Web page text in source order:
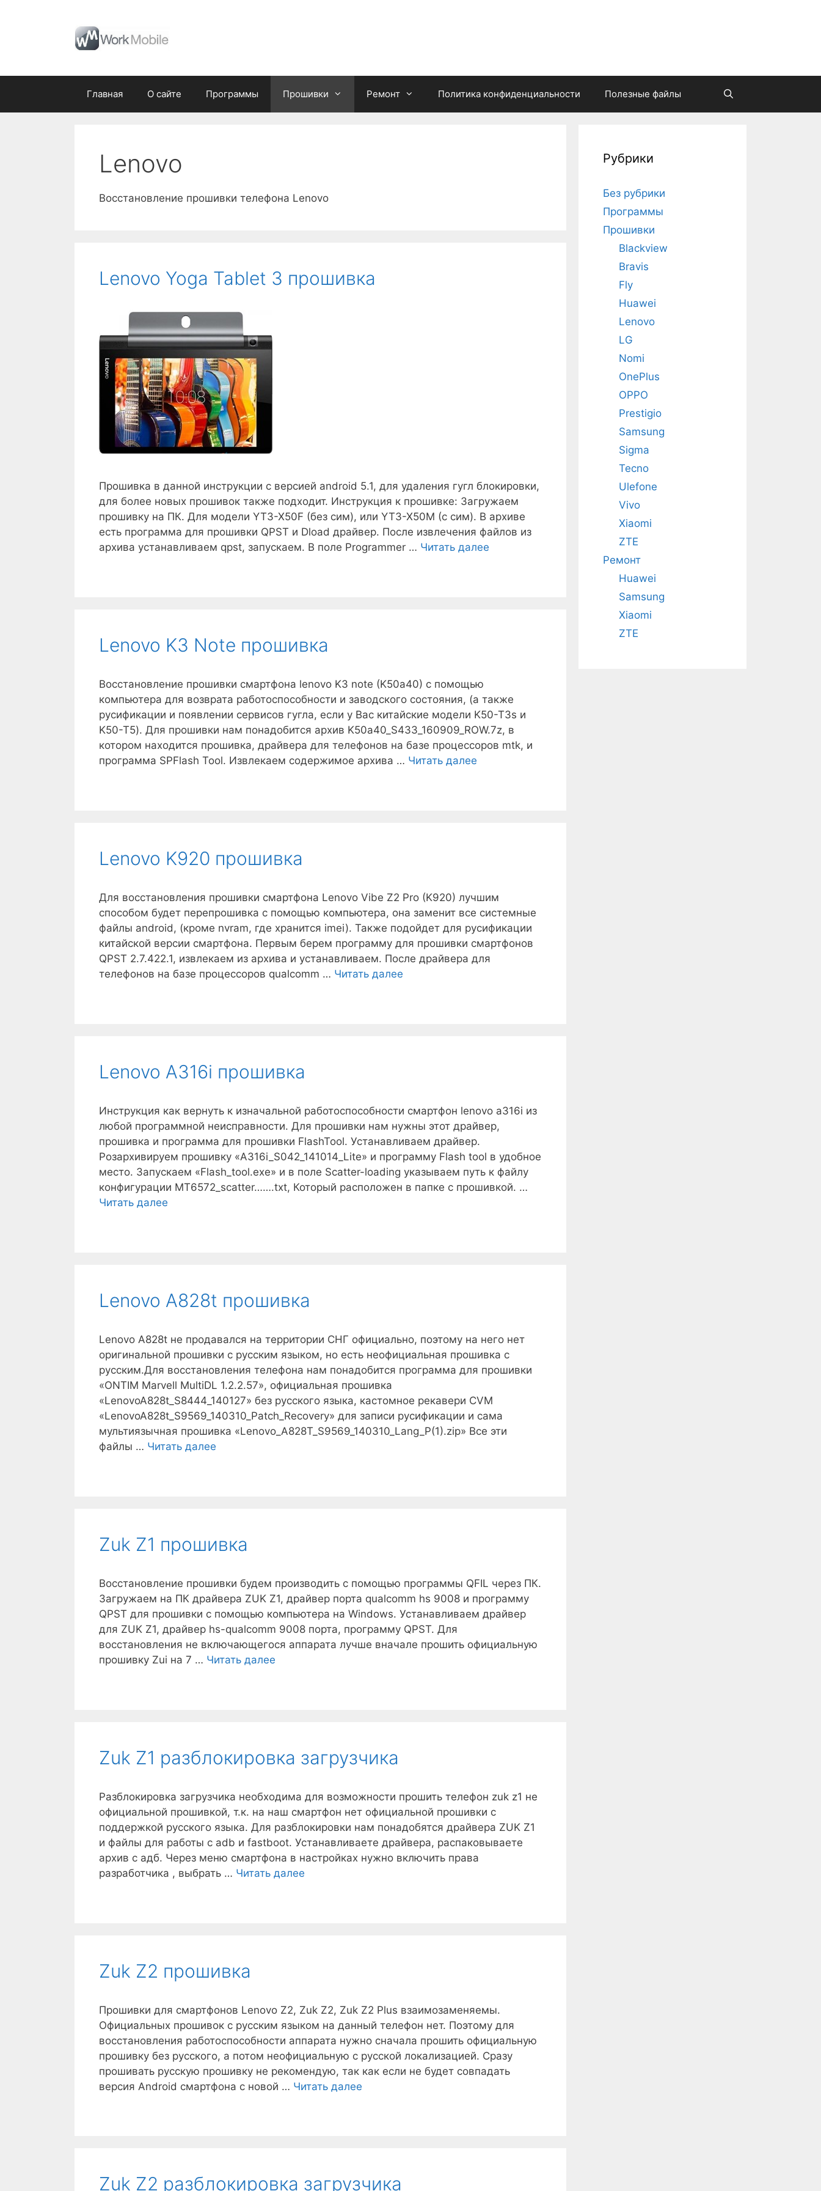
Главная О сайте Программы Прошивки Ремонт Политика конфиденциальности Полезные файлы
Lenovo
Восстановление прошивки телефона Lenovo
Lenovo Yoga Tablet 3 прошивка
Прошивка в данной инструкции с версией android 5.1, для удаления гугл блокировки,
для более новых прошивок также подходит. Инструкция к прошивке: Загружаем
прошивку на ПК. Для модели YT3-X50F (без сим), или YT3-X50M (с сим). В архиве
есть программа для прошивки QPST и Dload драйвер. После извлечения файлов из
архива устанавливаем qpst, запускаем. В поле Programmer … Читать далее
Lenovo K3 Note прошивка
Восстановление прошивки смартфона lenovo K3 note (K50a40) с помощью
компьютера для возврата работоспособности и заводского состояния, (а также
русификации и появлении сервисов гугла, если у Вас китайские модели K50-T3s и
K50-T5). Для прошивки нам понадобится архив K50a40_S433_160909_ROW.7z, в
котором находится прошивка, драйвера для телефонов на базе процессоров mtk, и
программа SPFlash Tool. Извлекаем содержимое архива … Читать далее
Lenovo K920 прошивка
Для восстановления прошивки смартфона Lenovo Vibe Z2 Pro (K920) лучшим
способом будет перепрошивка с помощью компьютера, она заменит все системные
файлы android, (кроме nvram, где хранится imei). Также подойдет для русификации
китайской версии смартфона. Первым берем программу для прошивки смартфонов
QPST 2.7.422.1, извлекаем из архива и устанавливаем. После драйвера для
телефонов на базе процессоров qualcomm … Читать далее
Lenovo A316i прошивка
Инструкция как вернуть к изначальной работоспособности смартфон lenovo a316i из
любой программной неисправности. Для прошивки нам нужны этот драйвер,
прошивка и программа для прошивки FlashTool. Устанавливаем драйвер.
Розархивируем прошивку «A316i_S042_141014_Lite» и программу Flash tool в удобное
место. Запускаем «Flash_tool.exe» и в поле Scatter-loading указываем путь к файлу
конфигурации MT6572_scatter…….txt, Который расположен в папке с прошивкой. …
Читать далее
Lenovo A828t прошивка
Lenovo A828t не продавался на территории СНГ официально, поэтому на него нет
оригинальной прошивки с русским языком, но есть неофициальная прошивка с
русским.Для восстановления телефона нам понадобится программа для прошивки
«ONTIM Marvell MultiDL 1.2.2.57», официальная прошивка
«LenovoA828t_S8444_140127» без русского языка, кастомное рекавери CVM
«LenovoA828t_S9569_140310_Patch_Recovery» для записи русификации и сама
мультиязычная прошивка «Lenovo_A828T_S9569_140310_Lang_P(1).zip» Все эти
файлы … Читать далее
Zuk Z1 прошивка
Восстановление прошивки будем производить с помощью программы QFIL через ПК.
Загружаем на ПК драйвера ZUK Z1, драйвер порта qualcomm hs 9008 и программу
QPST для прошивки с помощью компьютера на Windows. Устанавливаем драйвер
для ZUK Z1, драйвер hs-qualcomm 9008 порта, программу QPST. Для
восстановления не включающегося аппарата лучше вначале прошить официальную
прошивку Zui на 7 … Читать далее
Zuk Z1 разблокировка загрузчика
Разблокировка загрузчика необходима для возможности прошить телефон zuk z1 не
официальной прошивкой, т.к. на наш смартфон нет официальной прошивки с
поддержкой русского языка. Для разблокировки нам понадобятся драйвера ZUK Z1
и файлы для работы с adb и fastboot. Устанавливаете драйвера, распаковываете
архив с адб. Через меню смартфона в настройках нужно включить права
разработчика , выбрать … Читать далее
Zuk Z2 прошивка
Прошивки для смартфонов Lenovo Z2, Zuk Z2, Zuk Z2 Plus взаимозаменяемы.
Официальных прошивок с русским языком на данный телефон нет. Поэтому для
восстановления работоспособности аппарата нужно сначала прошить официальную
прошивку без русского, а потом неофициальную с русской локализацией. Сразу
прошивать русскую прошивку не рекомендую, так как если не будет совпадать
версия Android смартфона с новой … Читать далее
Zuk Z2 разблокировка загрузчика
Рубрики
Без рубрики
Программы
Прошивки
Blackview
Bravis
Fly
Huawei
Lenovo
LG
Nomi
OnePlus
OPPO
Prestigio
Samsung
Sigma
Tecno
Ulefone
Vivo
Xiaomi
ZTE
Ремонт
Huawei
Samsung
Xiaomi
ZTE